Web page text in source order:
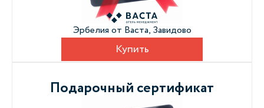
Эрбелия от Васта, Завидово
Купить
Подарочный сертификат